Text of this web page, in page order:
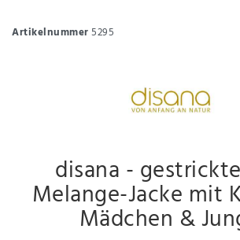
Artikelnummer5295
disana -
Melange-Jacke mit
Mädchen &